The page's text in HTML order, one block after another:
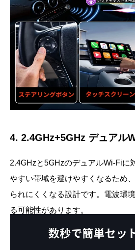
4. 2.4GHz+5GHz デュアル
2.4GHzと5GHzのデュアルWi-Fiに
やすい帯域を避けやすくなるため
られにくくなる設計です。電波環
る可能性があります。